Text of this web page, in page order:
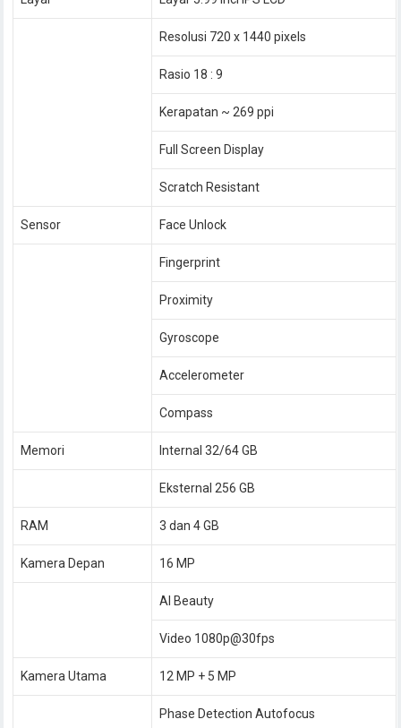
Resolusi 720 x 1440 pixels
Rasio 18 : 9
Kerapatan ~ 269 ppi
Full Screen Display
Scratch Resistant
Sensor Face Unlock
Fingerprint
Proximity
Gyroscope
Accelerometer
Compass
Memori Internal 32/64 GB
Eksternal 256 GB
RAM 3 dan 4 GB
Kamera Depan 16 MP
AI Beauty
Video 1080p@30fps
Kamera Utama 12 MP + 5 MP
Phase Detection Autofocus